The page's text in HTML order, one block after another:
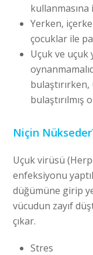
Yerken,
çocuklar ile
Uçuk ve uçuk
bulaştırılmış
Niçin
Uçuk virüsü
enfeksiyonu
düğümüne girip
vücudun zayıf
çıkar.
Stres